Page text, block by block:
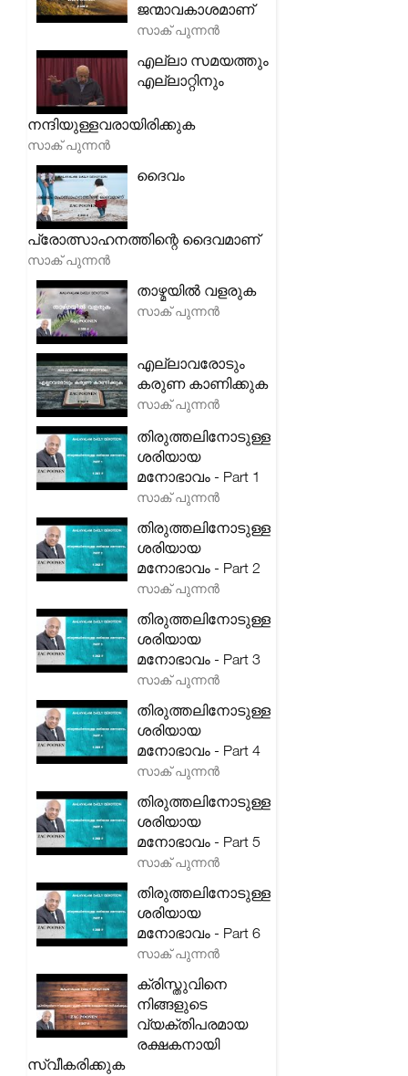
ജന്മാവകാശമാണ്
സാക് പുന്നൻ
എല്ലാ സമയത്തും
എല്ലാറ്റിനും
നന്ദിയുള്ളവരായിരിക്കുക
സാക് പുന്നൻ
ദൈവം
പ്രോത്സാഹനത്തിന്റെ ദൈവമാണ്
സാക് പുന്നൻ
താഴ്മയിൽ വളരുക
സാക് പുന്നൻ
എല്ലാവരോടും
കരുണ കാണിക്കുക
സാക് പുന്നൻ
തിരുത്തലിനോടുള്ള
ശരിയായ
മനോഭാവം - Part 1
സാക് പുന്നൻ
തിരുത്തലിനോടുള്ള
ശരിയായ
മനോഭാവം - Part 2
സാക് പുന്നൻ
തിരുത്തലിനോടുള്ള
ശരിയായ
മനോഭാവം - Part 3
സാക് പുന്നൻ
തിരുത്തലിനോടുള്ള
ശരിയായ
മനോഭാവം - Part 4
സാക് പുന്നൻ
തിരുത്തലിനോടുള്ള
ശരിയായ
മനോഭാവം - Part 5
സാക് പുന്നൻ
തിരുത്തലിനോടുള്ള
ശരിയായ
മനോഭാവം - Part 6
സാക് പുന്നൻ
ക്രിസ്തുവിനെ
നിങ്ങളുടെ
വ്യക്തിപരമായ
രക്ഷകനായി
സ്വീകരിക്കുക